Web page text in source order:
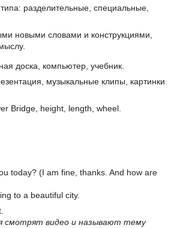
разделительные, специальные,
новыми словами и конструкциями,
доска, компьютер, учебник.
музыкальные клипы, картинки
Bridge, height, length, wheel.
today? (I am fine, thanks. And how are
to a beautiful city.
смотрят видео и называют тему